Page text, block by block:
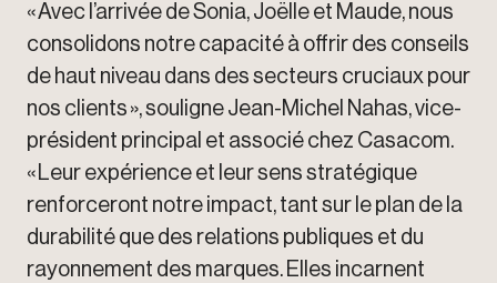
« Avec l’arrivée de Sonia, Joëlle et Maude, nous
consolidons notre capacité à offrir des conseils
de haut niveau dans des secteurs cruciaux pour
nos clients », souligne Jean-Michel Nahas, vice-
président principal et associé chez Casacom.
« Leur expérience et leur sens stratégique
renforceront notre impact, tant sur le plan de la
durabilité que des relations publiques et du
rayonnement des marques. Elles incarnent